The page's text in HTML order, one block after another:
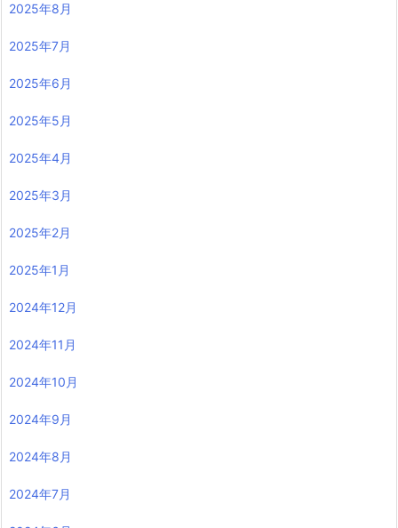
2025年8月
2025年7月
2025年6月
2025年5月
2025年4月
2025年3月
2025年2月
2025年1月
2024年12月
2024年11月
2024年10月
2024年9月
2024年8月
2024年7月